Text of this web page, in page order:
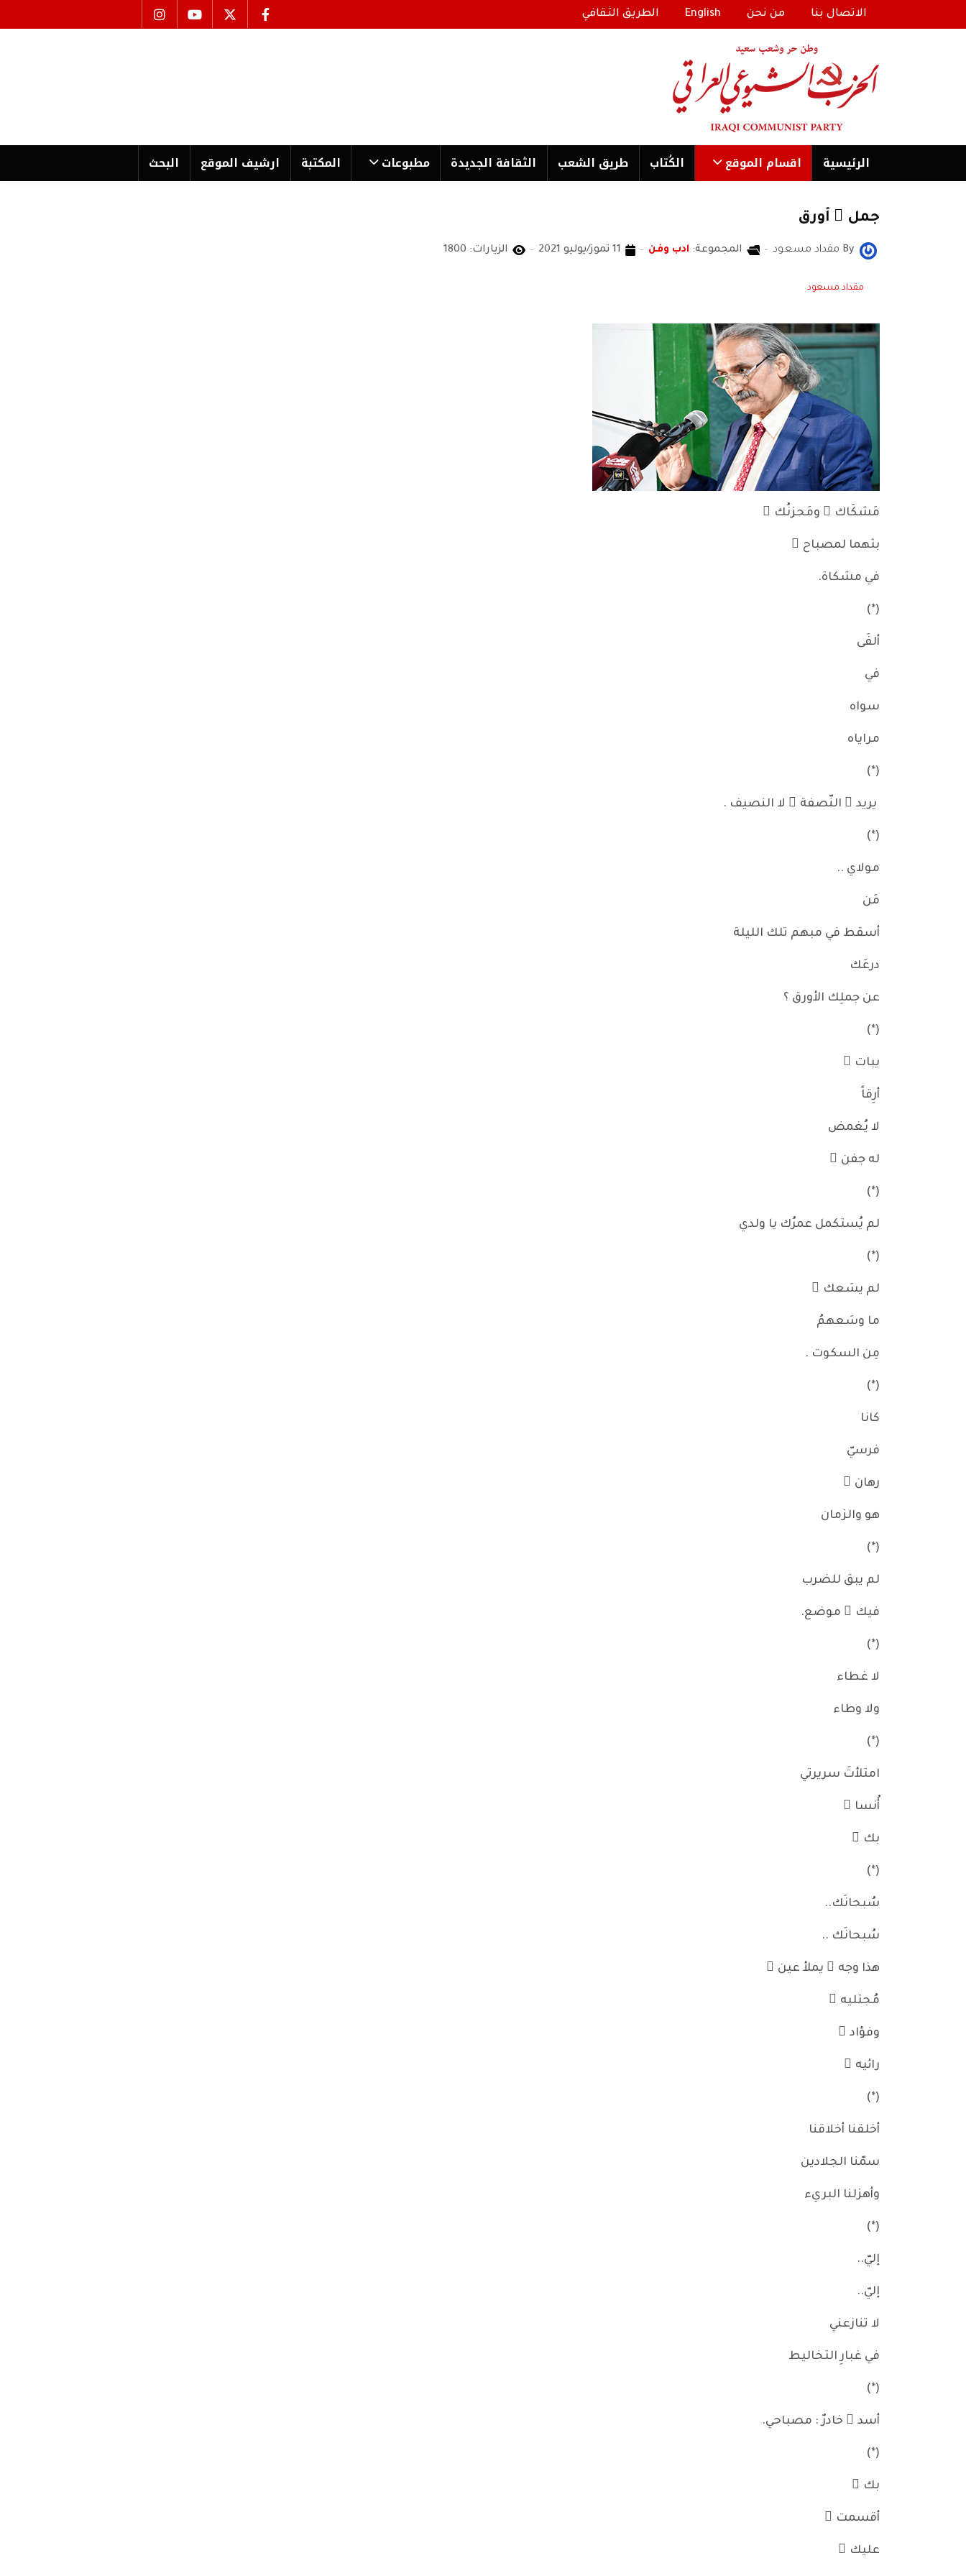
الاتصال بنا من نحن English الطريق الثقافي
الرئیسية اقسام الموقع الكُتاب طریق الشعب الثقافة الجدیدة مطبوعات المكتبة ارشیف الموقع البحث
جمل ٌ أورق
By مقداد مسعود المجموعة: ادب وفن 11 تموز/يوليو 2021 الزيارات: 1800
مقداد مسعود
مَشكَاك َ ومَحزنُك َ
بثهما لمصباح ٍ
في مشكاة.
(*)
ألفَى
في
سواه
مراياه
(*)
يريد ُ النّصفة َ لا النصيف .
(*)
مولاي ..
مَن
أسقط في مبهم تلك الليلة
درعَك
عن جملِك الأورق ؟
(*)
يبات ُ
أرِقاً
لا يُغمض
له جفن ٌ
(*)
لم يُستكمل عمرُك يا ولدي
(*)
لم يسَعك َ
ما وسَعهمُ
مِن السكوت .
(*)
كانا
فرسيّ
رهان ٍ
هو والزمان
(*)
لم يبق للضرب
فيك َ موضع.
(*)
لا غطاء
ولا وطاء
(*)
امتلأتَ سريرتي
أُنسا ً
بك َ
(*)
سُبحانَك..
سُبحانَك ..
هذا وجه ٌ يملأ عين َ
مُجتليه ِ
وفؤاد َ
رائيه ِ
(*)
أخلقنا أخلاقنا
سمّنا الجلادين
وأهزلنا البريء
(*)
إليّ..
إليّ..
لا تنازعني
في غبارِ التخاليط
(*)
أسد ٌ خادرٌ : مصباحي.
(*)
بك َ
أقسمت ُ
عليك َ